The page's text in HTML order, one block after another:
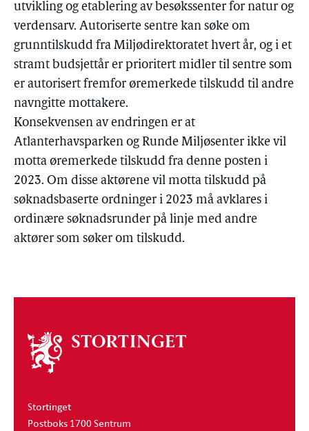
utvikling og etablering av besøkssenter for natur og
verdensarv. Autoriserte sentre kan søke om
grunntilskudd fra Miljødirektoratet hvert år, og i et
stramt budsjettår er prioritert midler til sentre som
er autorisert fremfor øremerkede tilskudd til andre
navngitte mottakere.
Konsekvensen av endringen er at
Atlanterhavsparken og Runde Miljøsenter ikke vil
motta øremerkede tilskudd fra denne posten i
2023. Om disse aktørene vil motta tilskudd på
søknadsbaserte ordninger i 2023 må avklares i
ordinære søknadsrunder på linje med andre
aktører som søker om tilskudd.
Om
stortinget
Stortinget
Postboks 1700 Sentrum